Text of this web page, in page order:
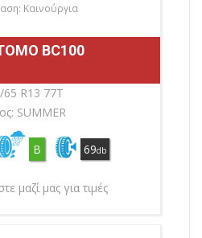
Καινούργια
BC100
65 R13 77T
SUMMER
B 69db
μαζί μας για τιμές